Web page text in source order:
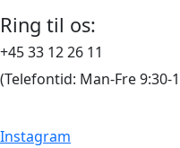
Ring til os:
+45 33 12 26 11
(Telefontid: Man-Fre 9:30-
Instagram